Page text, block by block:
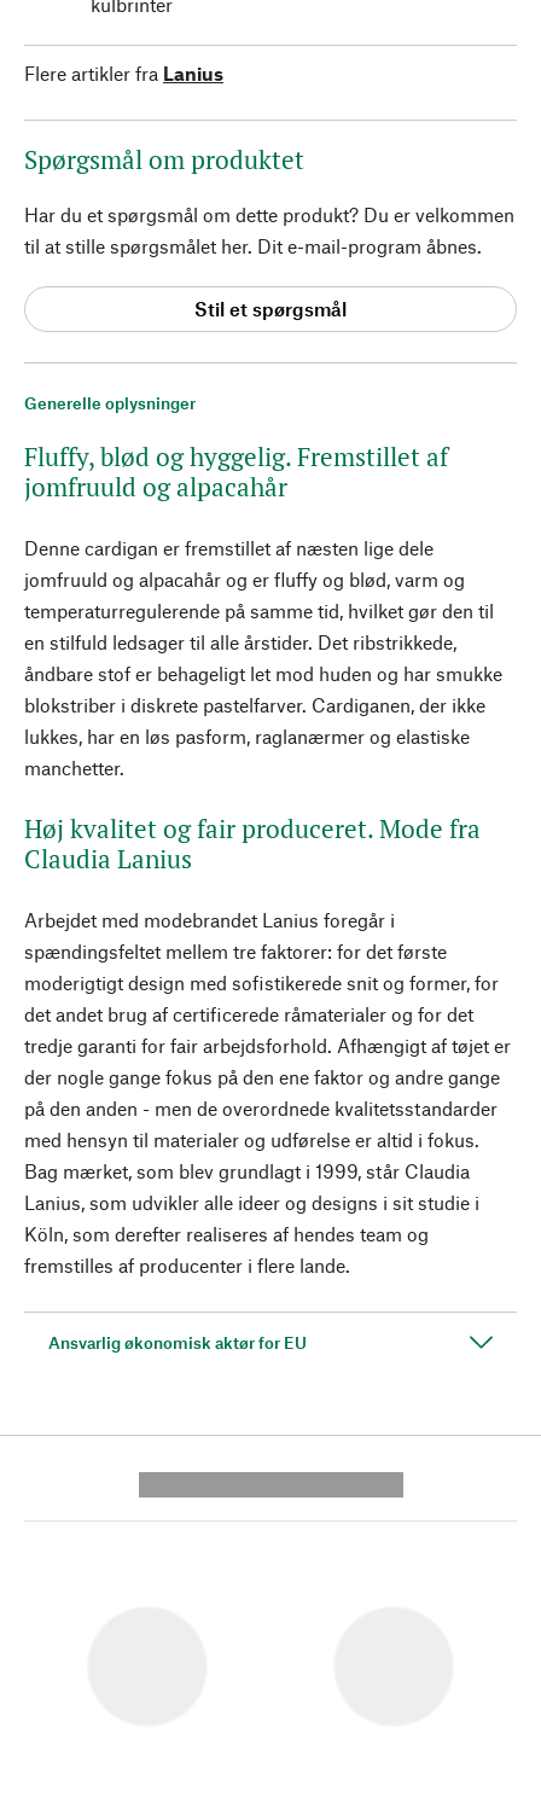
Generelle oplysninger
Fluffy, blød og hyggelig. Fremstillet af
jomfruuld og alpacahår
Denne cardigan er fremstillet af næsten lige dele
jomfruuld og alpacahår og er fluffy og blød, varm og
temperaturregulerende på samme tid, hvilket gør den til
en stilfuld ledsager til alle årstider. Det ribstrikkede,
åndbare stof er behageligt let mod huden og har smukke
blokstriber i diskrete pastelfarver. Cardiganen, der ikke
lukkes, har en løs pasform, raglanærmer og elastiske
manchetter.
Høj kvalitet og fair produceret. Mode fra
Claudia Lanius
Arbejdet med modebrandet Lanius foregår i
spændingsfeltet mellem tre faktorer: for det første
moderigtigt design med sofistikerede snit og former, for
det andet brug af certificerede råmaterialer og for det
tredje garanti for fair arbejdsforhold. Afhængigt af tøjet er
der nogle gange fokus på den ene faktor og andre gange
på den anden - men de overordnede kvalitetsstandarder
med hensyn til materialer og udførelse er altid i fokus.
Bag mærket, som blev grundlagt i 1999, står Claudia
Lanius, som udvikler alle ideer og designs i sit studie i
Köln, som derefter realiseres af hendes team og
fremstilles af producenter i flere lande.
Ansvarlig økonomisk aktør for EU
Flere artikler fra Lanius
Spørgsmål om produktet
Har du et spørgsmål om dette produkt? Du er velkommen
til at stille spørgsmålet her. Dit e-mail-program åbnes.
Stil et spørgsmål